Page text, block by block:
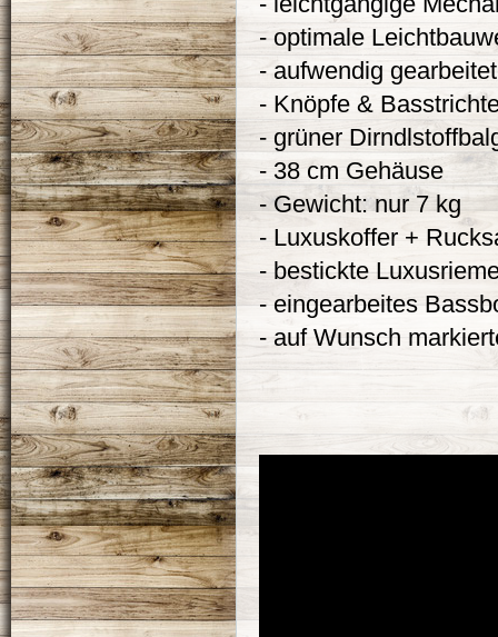
- optimale
- aufwendig
- Knöpfe &
- grüner
- 38 cm Gehäuse
- Gewicht: nur 7 kg
- Luxuskoffer +
- bestickte
- eingearbeites
- auf Wunsch